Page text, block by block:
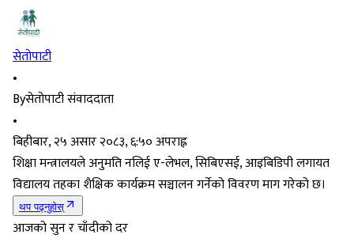
सेतोपाटी
•
Byसेतोपाटी संवाददाता
•
बिहीबार, २५ असार २०८३, ६:५० अपराह्न
शिक्षा मन्त्रालयले अनुमति नलिई ए-लेभल, सिबिएसई, आइबिडिपी लगायत
विद्यालय तहका शैक्षिक कार्यक्रम सञ्चालन गर्नेको विवरण माग गरेको छ।
थप पढ्नुहोस्
आजको सुन र चाँदीको दर